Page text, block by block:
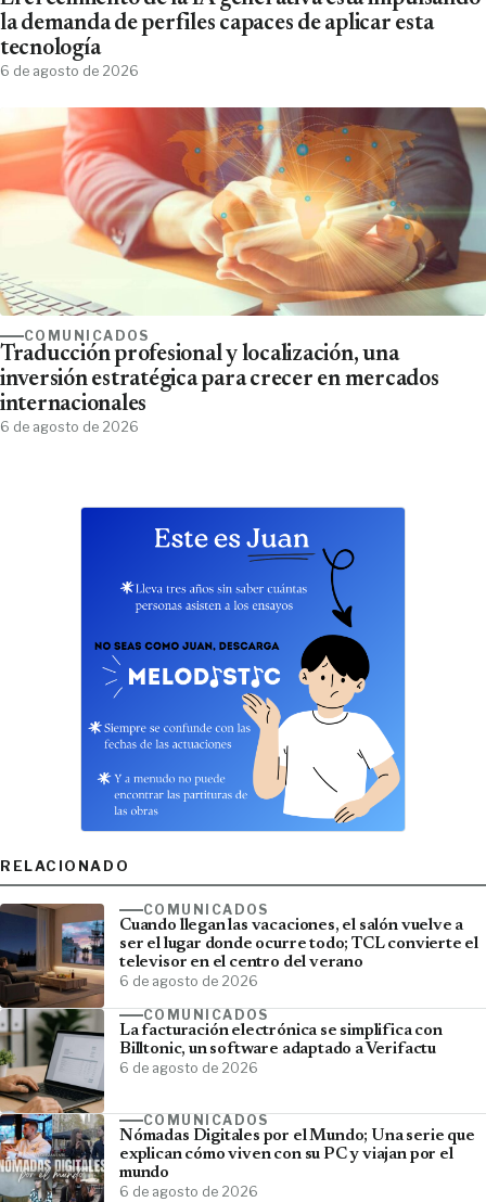
la demanda de perfiles capaces de aplicar esta
tecnología
6 de agosto de 2026
COMUNICADOS
Traducción profesional y localización, una
inversión estratégica para crecer en mercados
internacionales
6 de agosto de 2026
RELACIONADO
COMUNICADOS
Cuando llegan las vacaciones, el salón vuelve a
ser el lugar donde ocurre todo; TCL convierte el
televisor en el centro del verano
6 de agosto de 2026
COMUNICADOS
La facturación electrónica se simplifica con
Billtonic, un software adaptado a Verifactu
6 de agosto de 2026
COMUNICADOS
Nómadas Digitales por el Mundo; Una serie que
explican cómo viven con su PC y viajan por el
mundo
6 de agosto de 2026